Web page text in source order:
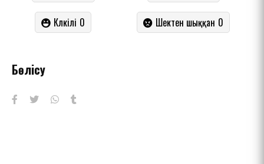
Күлкілі 0 Шектен шыққан 0
Бөлісу